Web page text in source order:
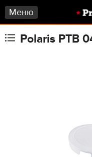
Меню
Polaris PTB